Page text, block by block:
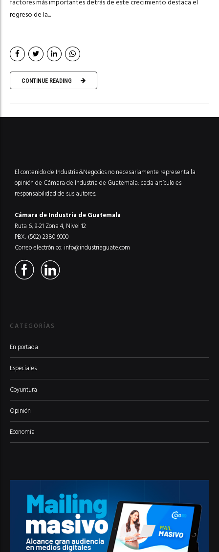
regreso de la...
CONTINUE READING
El contenido de Industria&Negocios no necesariamente representa la
opinión de Cámara de Industria de Guatemala; cada artículo es
responsabilidad de sus autores.
Cámara de Industria de Guatemala
Ruta 6, 9-21 Zona 4, Nivel 12
PBX: (502) 2380-9000
Correo electrónico: info@industriaguate.com
CATEGORÍAS
En portada
Especiales
Coyuntura
Opinión
Economía